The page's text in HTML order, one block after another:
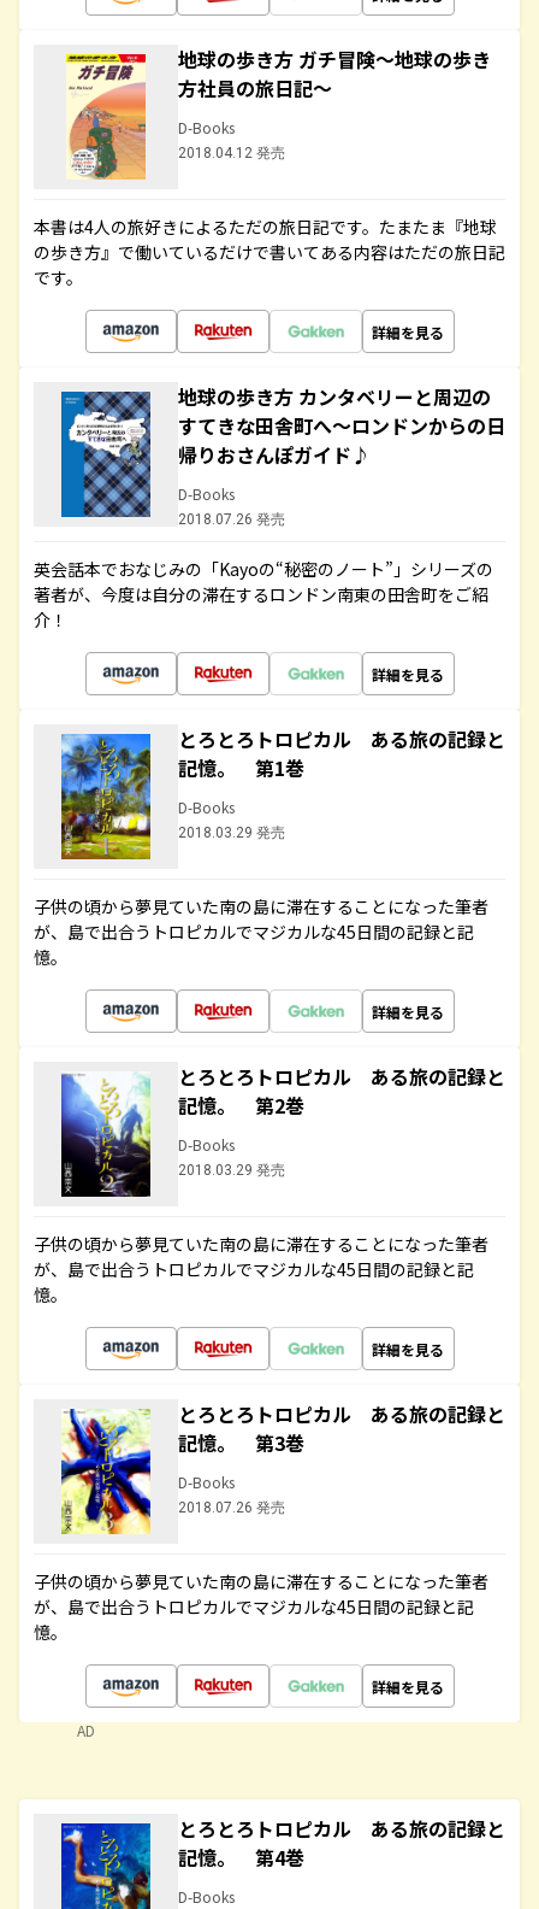
地球の歩き方 ガチ冒険～地球の歩き
方社員の旅日記～
D-Books
2018.04.12 発売
本書は4人の旅好きによるただの旅日記です。たまたま『地球
の歩き方』で働いているだけで書いてある内容はただの旅日記
です。
詳細を見る
地球の歩き方 カンタベリーと周辺の
すてきな田舎町へ～ロンドンからの日
帰りおさんぽガイド♪
D-Books
2018.07.26 発売
英会話本でおなじみの「Kayoの“秘密のノート”」シリーズの
著者が、今度は自分の滞在するロンドン南東の田舎町をご紹
介！
詳細を見る
とろとろトロピカル ある旅の記録と
記憶。 第1巻
D-Books
2018.03.29 発売
子供の頃から夢見ていた南の島に滞在することになった筆者
が、島で出合うトロピカルでマジカルな45日間の記録と記
憶。
詳細を見る
とろとろトロピカル ある旅の記録と
記憶。 第2巻
D-Books
2018.03.29 発売
子供の頃から夢見ていた南の島に滞在することになった筆者
が、島で出合うトロピカルでマジカルな45日間の記録と記
憶。
詳細を見る
とろとろトロピカル ある旅の記録と
記憶。 第3巻
D-Books
2018.07.26 発売
子供の頃から夢見ていた南の島に滞在することになった筆者
が、島で出合うトロピカルでマジカルな45日間の記録と記
憶。
詳細を見る
AD
とろとろトロピカル ある旅の記録と
記憶。 第4巻
D-Books